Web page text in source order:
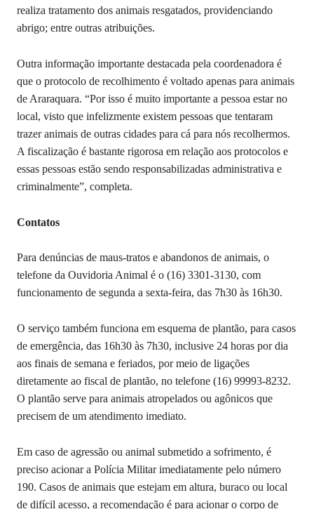
realiza tratamento dos animais resgatados, providenciando
abrigo; entre outras atribuições.
Outra informação importante destacada pela coordenadora é
que o protocolo de recolhimento é voltado apenas para animais
de Araraquara. “Por isso é muito importante a pessoa estar no
local, visto que infelizmente existem pessoas que tentaram
trazer animais de outras cidades para cá para nós recolhermos.
A fiscalização é bastante rigorosa em relação aos protocolos e
essas pessoas estão sendo responsabilizadas administrativa e
criminalmente”, completa.
Contatos
Para denúncias de maus-tratos e abandonos de animais, o
telefone da Ouvidoria Animal é o (16) 3301-3130, com
funcionamento de segunda a sexta-feira, das 7h30 às 16h30.
O serviço também funciona em esquema de plantão, para casos
de emergência, das 16h30 às 7h30, inclusive 24 horas por dia
aos finais de semana e feriados, por meio de ligações
diretamente ao fiscal de plantão, no telefone (16) 99993-8232.
O plantão serve para animais atropelados ou agônicos que
precisem de um atendimento imediato.
Em caso de agressão ou animal submetido a sofrimento, é
preciso acionar a Polícia Militar imediatamente pelo número
190. Casos de animais que estejam em altura, buraco ou local
de difícil acesso, a recomendação é para acionar o corpo de